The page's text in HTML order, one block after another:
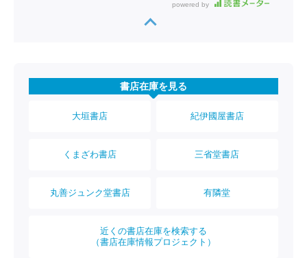
powered by
書店在庫を見る
大垣書店 紀伊國屋書店
くまざわ書店 三省堂書店
丸善ジュンク堂書店 有隣堂
近くの書店在庫を検索する
（書店在庫情報プロジェクト）